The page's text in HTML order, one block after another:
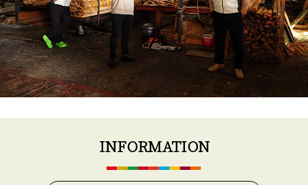
INFORMATION